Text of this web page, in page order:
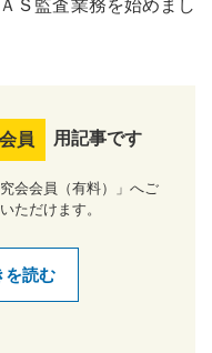
Ｓ監査業務を始めまし
員 用記事です
会会員（有料）」へご
ただけます。
を読む